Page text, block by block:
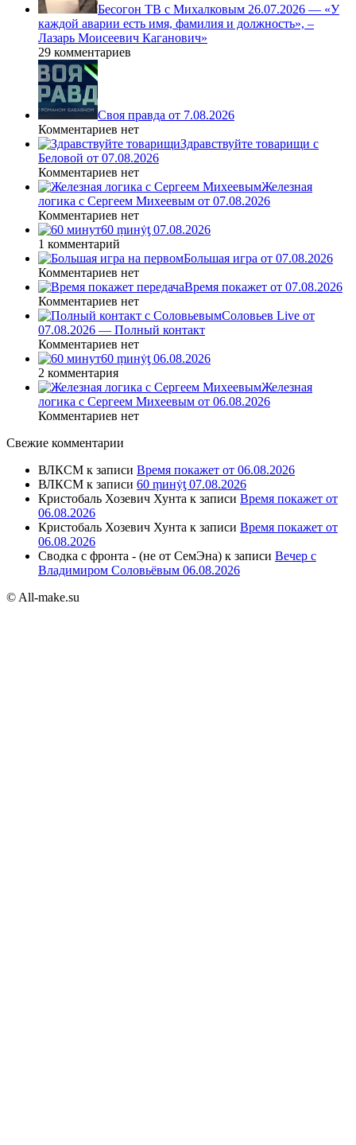
Бесогон ТВ с Михалковым 26.07.2026 — «У
каждой аварии есть имя, фамилия и должность», –
Лазарь Моисеевич Каганович»
29 комментариев
Своя правда от 7.08.2026
Комментариев нет
Здравствуйте товарищи с
Беловой от 07.08.2026
Комментариев нет
Железная
логика с Сергеем Михеевым от 07.08.2026
Комментариев нет
60 ṃинẏƫ 07.08.2026
1 комментарий
Большая игра от 07.08.2026
Комментариев нет
Время покажет от 07.08.2026
Комментариев нет
Соловьев Live от
07.08.2026 — Полный контакт
Комментариев нет
60 ṃинẏƫ 06.08.2026
2 комментария
Железная
логика с Сергеем Михеевым от 06.08.2026
Комментариев нет
Свежие комментарии
ВЛКСМ к записи Время покажет от 06.08.2026
ВЛКСМ к записи 60 ṃинẏƫ 07.08.2026
Кристобаль Хозевич Хунта к записи Время покажет от
06.08.2026
Кристобаль Хозевич Хунта к записи Время покажет от
06.08.2026
Сводка с фронта - (не от СемЭна) к записи Вечер с
Владимиром Соловьёвым 06.08.2026
© All-make.su